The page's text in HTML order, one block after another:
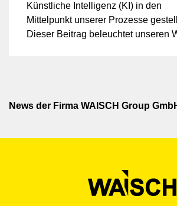
Künstliche Intelligenz (KI) in den
Mittelpunkt unserer Prozesse
Dieser Beitrag beleuchtet unseren
News der Firma WAISCH Group